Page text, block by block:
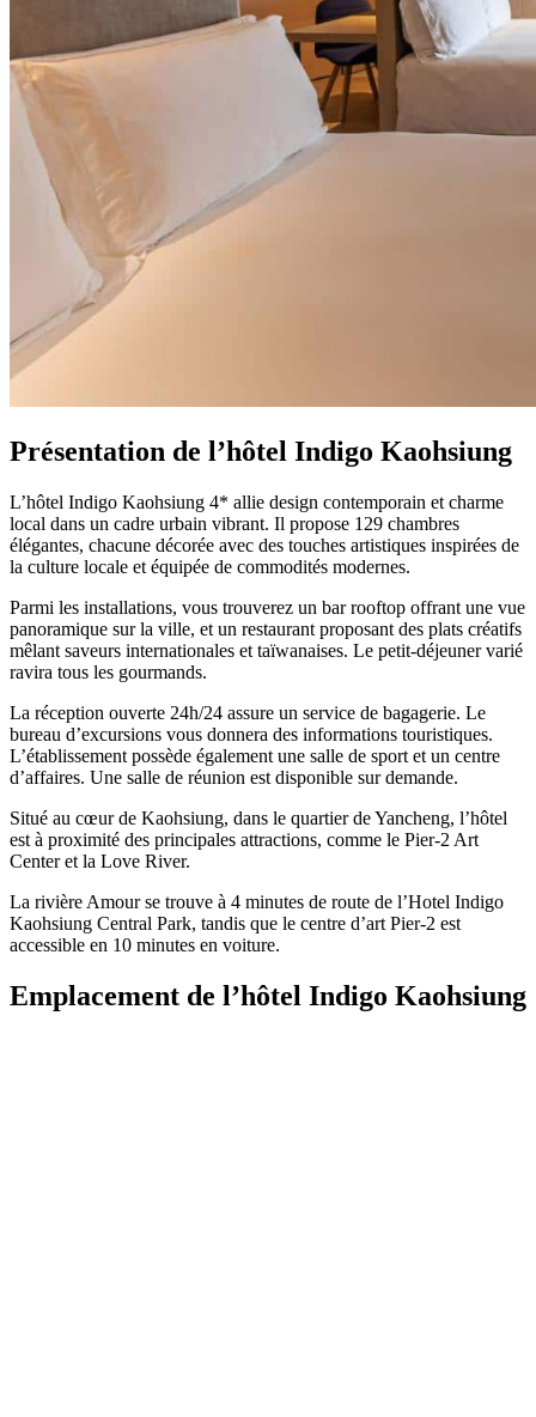
Présentation de l’hôtel Indigo Kaohsiung
L’hôtel Indigo Kaohsiung 4* allie design contemporain et charme
local dans un cadre urbain vibrant. Il propose 129 chambres
élégantes, chacune décorée avec des touches artistiques inspirées de
la culture locale et équipée de commodités modernes.
Parmi les installations, vous trouverez un bar rooftop offrant une vue
panoramique sur la ville, et un restaurant proposant des plats créatifs
mêlant saveurs internationales et taïwanaises. Le petit-déjeuner varié
ravira tous les gourmands.
La réception ouverte 24h/24 assure un service de bagagerie. Le
bureau d’excursions vous donnera des informations touristiques.
L’établissement possède également une salle de sport et un centre
d’affaires. Une salle de réunion est disponible sur demande.
Situé au cœur de Kaohsiung, dans le quartier de Yancheng, l’hôtel
est à proximité des principales attractions, comme le Pier-2 Art
Center et la Love River.
La rivière Amour se trouve à 4 minutes de route de l’Hotel Indigo
Kaohsiung Central Park, tandis que le centre d’art Pier-2 est
accessible en 10 minutes en voiture.
Emplacement de l’hôtel Indigo Kaohsiung